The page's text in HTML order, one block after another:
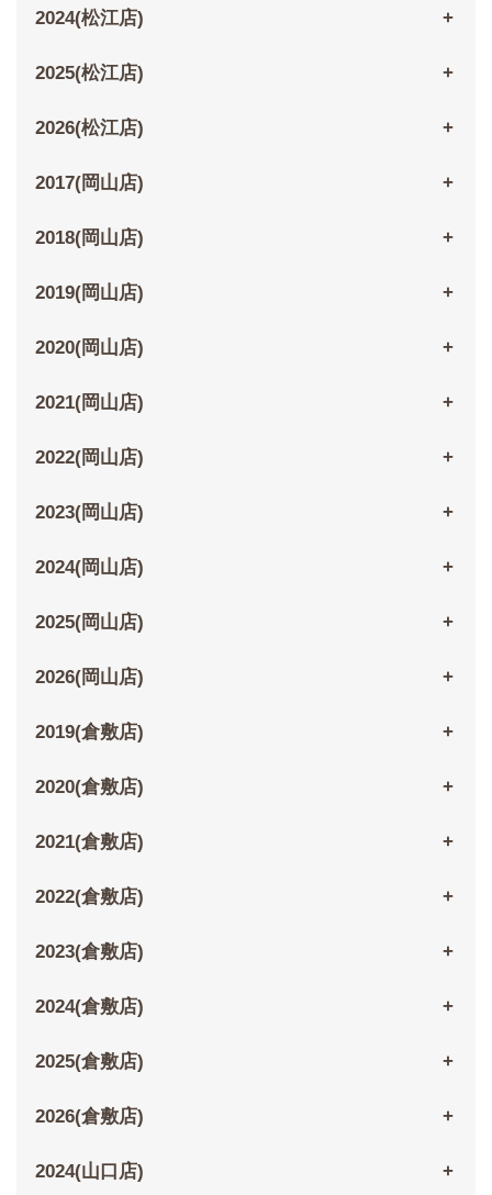
2024(松江店)
2025(松江店)
2026(松江店)
2017(岡山店)
2018(岡山店)
2019(岡山店)
2020(岡山店)
2021(岡山店)
2022(岡山店)
2023(岡山店)
2024(岡山店)
2025(岡山店)
2026(岡山店)
2019(倉敷店)
2020(倉敷店)
2021(倉敷店)
2022(倉敷店)
2023(倉敷店)
2024(倉敷店)
2025(倉敷店)
2026(倉敷店)
2024(山口店)